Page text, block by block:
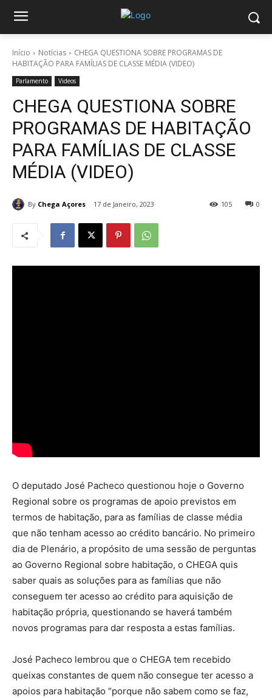
Início Notícias
CHEGA QUESTIONA SOBRE PROGRAMAS DE
HABITAÇÃO PARA FAMÍLIAS DE CLASSE MÉDIA (VIDEO)
Parlamento Videos
CHEGA QUESTIONA SOBRE
PROGRAMAS DE HABITAÇÃO
PARA FAMÍLIAS DE CLASSE
MÉDIA (VIDEO)
By Chega Açores 17 de Janeiro, 2023 0
105
O deputado José Pacheco questionou hoje o Governo
Regional sobre os programas de apoio previstos em
termos de habitação, para as famílias de classe média
que não tenham acesso ao crédito bancário. No primeiro
dia de Plenário, a propósito de uma sessão de perguntas
ao Governo Regional sobre habitação, o CHEGA quis
saber quais as soluções para as famílias que não
conseguem ter acesso ao crédito para aquisição de
habitação própria, questionando se haverá também
novos programas para dar resposta a estas famílias.
José Pacheco lembrou que o CHEGA tem recebido
queixas constantes de quem não consegue ter acesso a
apoios para habitação “porque não sabem como se faz,